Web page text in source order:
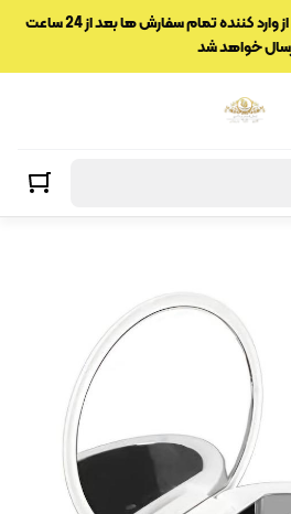
با اطمینان خرید کنید مستقیم از وارد کننده تمام سفارش ها بعد از 24 ساعت
خواهد شد